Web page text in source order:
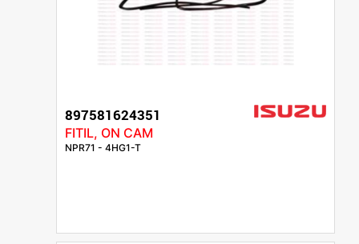
897581624351
FITIL, ON CAM
NPR71 - 4HG1-T